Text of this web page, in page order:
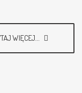
WIĘCEJ...